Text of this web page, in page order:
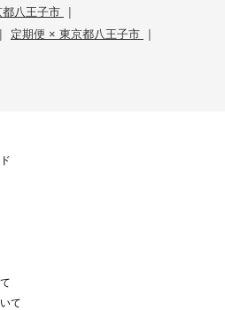
八王子市 |
| 定期便 × 東京都八王子市 |
て